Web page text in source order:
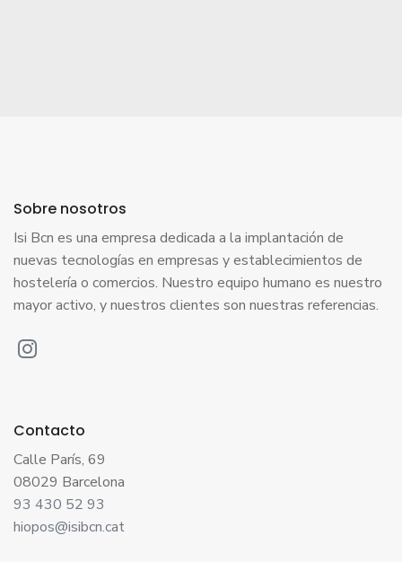
Sobre nosotros
Isi Bcn es una empresa dedicada a la implantación de
nuevas tecnologías en empresas y establecimientos de
hostelería o comercios. Nuestro equipo humano es nuestro
mayor activo, y nuestros clientes son nuestras referencias.
Contacto
Calle París, 69
08029 Barcelona
93 430 52 93
hiopos@isibcn.cat